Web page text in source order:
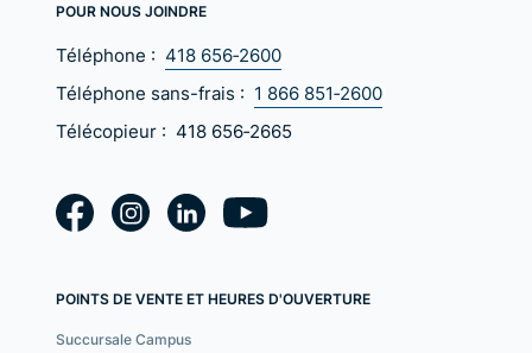
POUR NOUS JOINDRE
Téléphone : 418 656‑2600
Téléphone sans-frais : 1 866 851‑2600
Télécopieur : 418 656‑2665
POINTS DE VENTE ET HEURES D'OUVERTURE
Succursale Campus